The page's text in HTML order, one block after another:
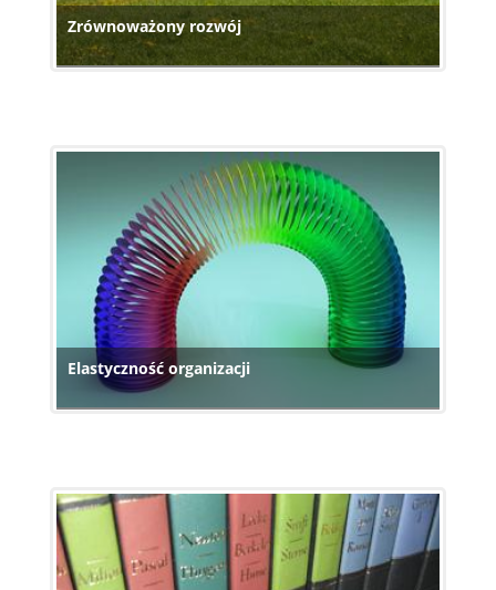
Zrównoważony rozwój
Elastyczność organizacji